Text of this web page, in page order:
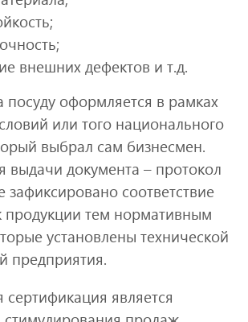
внешних дефектов и т.д.
посуду оформляется в рамках
или того национального
выбрал сам бизнесмен.
выдачи документа – протокол
зафиксировано соответствие
продукции тем нормативным
установлены технической
предприятия.
является